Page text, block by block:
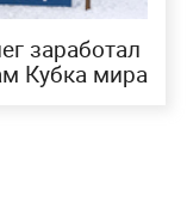
заработал
Кубка мира